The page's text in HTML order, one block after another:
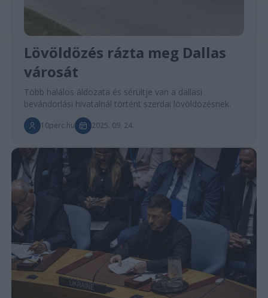
Lövöldözés rázta meg Dallas
városát
Több halálos áldozata és sérültje van a dallasi
bevándorlási hivatalnál történt szerdai lövöldözésnek.
10perc.hu 2025. 09. 24.